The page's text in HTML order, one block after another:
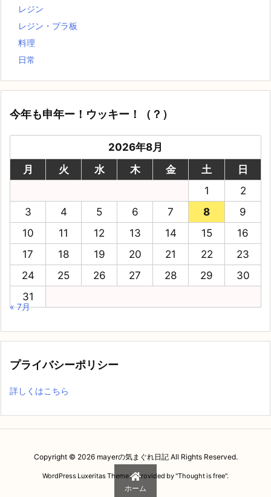
レジン
レジン・プラ板
料理
日常
今年も申年ー！ウッキー！（？）
2026年8月
月
火 水 木 金 土
日
1
2
3
4 5 6 7 8
9
10
11 12 13 14 15
16
17
18 19 20 21 22
23
24
25 26 27 28 29
30
31
« 7月
プライバシーポリシー
詳しくはこちら
Copyright © 2026 mayerの気まぐれ日記All Rights Reserved.
WordPress Luxeritas Theme is provided by "Thought is free".
ホーム